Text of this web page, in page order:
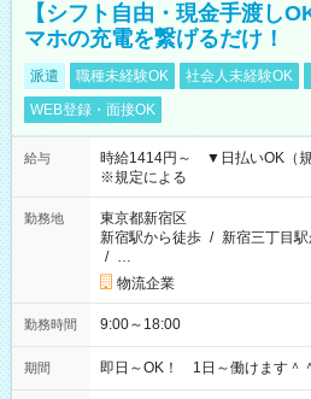
【シフト自由・現金手渡し
マホの充電を繋げるだけ！
派遣 職種未経験OK 社会人未経験OK
WEB登録・面接OK
給与
時給1414円～ ▼日払いOK（
※規定による
勤務地
東京都新宿区
新宿駅から徒歩 / 新宿三丁目
/ …
物流企業
勤務時間 9:00～18:00
期間 即日～OK！ 1日～働けます＾